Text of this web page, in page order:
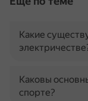
Какие
Каковы
спорте?